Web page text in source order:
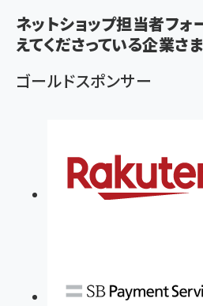
く
ず
ネットショップ担当者フォ
えてくださっている企業さま
ゴールドスポンサー